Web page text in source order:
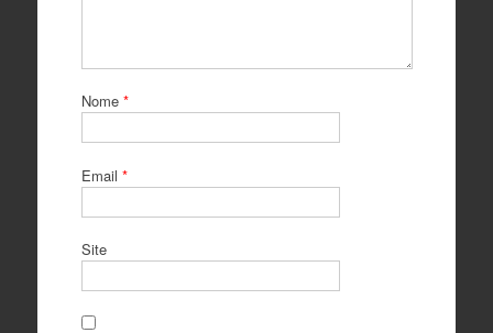
Nome *
Email *
Site